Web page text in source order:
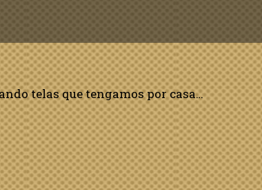
telas que tengamos por casa…